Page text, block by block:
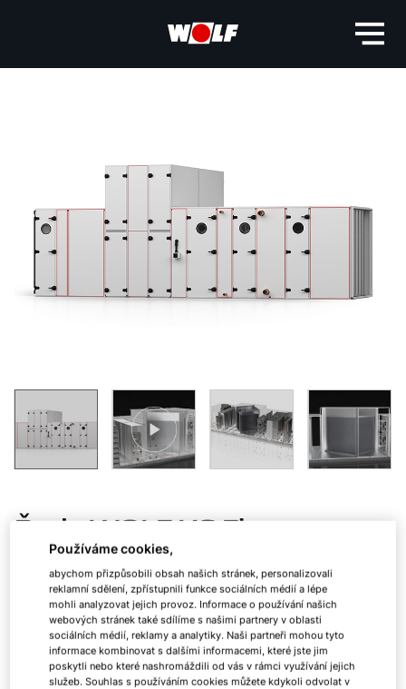
Řada WOLF KG Flex
Vzduchotechnické systémy na míru
Nová řada KG Flex nabízí maximální flexibilitu – od
malého až po velmi velký objem vzduchu.
Používáme cookies,
abychom přizpůsobili obsah našich stránek, personalizovali
reklamní sdělení, zpřístupnili funkce sociálních médií a lépe
mohli analyzovat jejich provoz. Informace o používání našich
webových stránek také sdílíme s našimi partnery v oblasti
sociálních médií, reklamy a analytiky. Naši partneři mohou tyto
informace kombinovat s dalšími informacemi, které jste jim
poskytli nebo které nashromáždili od vás v rámci využívání jejich
služeb. Souhlas s používáním cookies můžete kdykoli odvolat v